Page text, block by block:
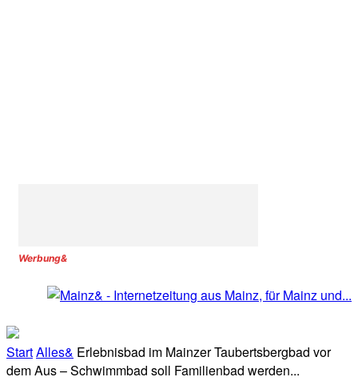
Werbung&
StartAlles& Erlebnisbad im Mainzer Taubertsbergbad vor
dem Aus – Schwimmbad soll Familienbad werden...